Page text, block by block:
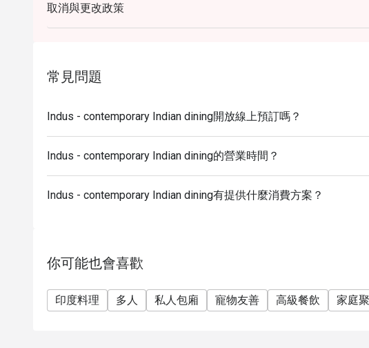
Customers can use the discount as per the time-slot they
Customers can use the discount for having food at restaurant
All guests in the party must be present within 30 minutes from
Discount applies to a la carte menu only, not including other
All prices are exclusive of 7% VAT and 10% service charge.
取消與更改政策
常見問題
Indus - contemporary Indian dining開放線上預訂嗎？
Indus - contemporary Indian dining的營業時間？
Indus - contemporary Indian dining有提供什麼消費方案？
你可能也會喜歡
印度料理 多人 私人包廂 寵物友善 高級餐飲 家庭